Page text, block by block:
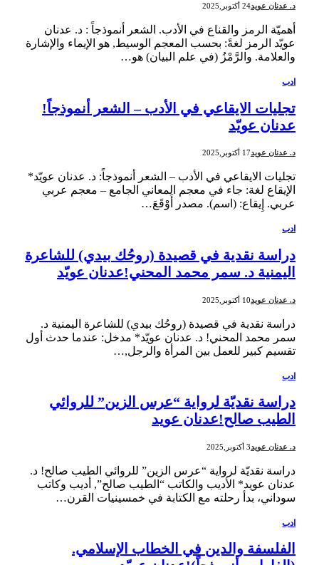
د. عدنان عويد24 أكتوبر,2025
أهميّة الرمز والقناع في الأدب. الشعر أنموذجاً : د. عدنان
عويّد الرمز لغةً: بحسب المعجم الوسيط, هو الإيماء والإشارة
والعلامة. والرَّمْزُ (في علم البيان) هو…
ادب
تجليات الايقاعي في الأدب – الشعر أنموذجاً!
عدنان عويّد
د. عدنان عويد17 أكتوبر,2025
تجليات الايقاعي في الأدب – الشعر أنموذجاً: د. عدنان عويّد*
الإيقاع لغة: جاء في معجم المعاني الجامع – معجم عربي
عربي. إِيقاع: (اسم). مصدر أَوْقَعَ…
ادب
دراسة نقدية في قصيدة (روحُك بيدي) للشاعرة
اليمنية د. سمر محمد المحني!عدنان عويّد
د. عدنان عويد10 أكتوبر,2025
دراسة نقدية في قصيدة (روحُك بيدي) للشاعرة اليمنية د.
سمر محمد المحني! د. عدنان عويّد* مدخل: عندما حدث أول
تقسيم كبير للعمل بين المرأة والرجل,…
ادب
دراسة نقديّة لرواية “عرس الزين” للروائي
الطيب صالح!عدنان عويد
د. عدنان عويد3 أكتوبر,2025
دراسة نقديّة لرواية “عرس الزين” للروائي الطيب صالح! د.
عدنان عويد* الأديب والكاتب “الطيب صالح”, أديب وكاتب
سوداني، بدأ رحلته مع الكتابة في خمسينيات القرن…
ادب
الفلسفة والدين في الخطاب الإسلامي.